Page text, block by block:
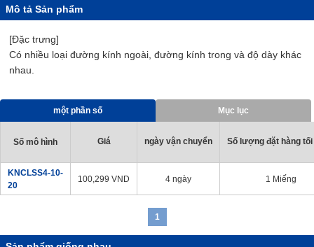
Mô tả Sản phẩm
[Đặc trưng]
Có nhiều loại đường kính ngoài, đường kính trong và độ dày khác
nhau.
một phần số Mục lục
Số mô hình Giá ngày vận chuyển Số lượng đặt hàng
KNCLSS4-10-
20
100,299 VND 4 ngày 1 Miếng
1